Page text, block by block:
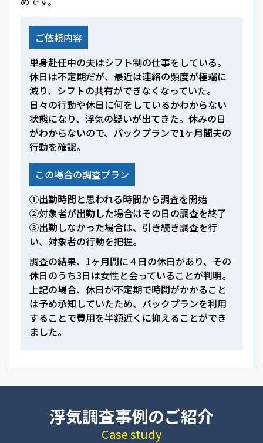
ご依頼内容
単身赴任中の夫はシフト制の仕事をしている。
休日は不定期だが、最近は連絡の頻度が極端に
減り、シフトの共有ができなくなっていた。
日々の行動や休日に何をしているかわからない
状態になり、浮気の疑いが出てきた。休みの日
がわからないので、パックプランで1ヶ月間夫の
行動を確認。
この場合の調査プラン
①出勤時間と思われる時間から調査を開始
②対象者が出勤した場合はその日の調査を終了
③出勤しなかった場合は、引き続き調査を行
い、対象者の行動を把握。
調査の結果、1ヶ月間に４日の休日があり、その
休日のうち3日は女性と会っていることが判明。
上記の場合、休日が不定期で時間がかかること
は予め承知していたため、パックプランを利用
することで費用を半額近くに抑えることができ
ました。
浮気調査事例のご紹介
Case study